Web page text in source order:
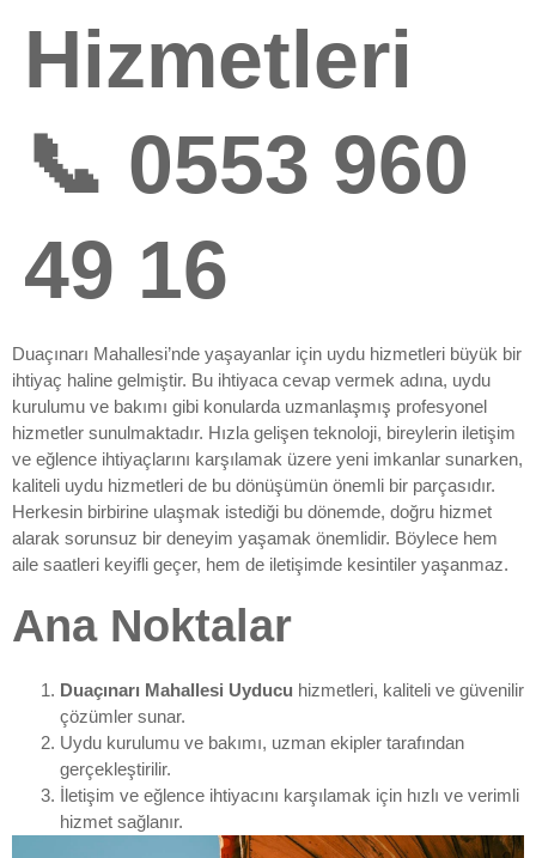
Hizmetleri
📞 0553 960
49 16
Duaçınarı Mahallesi’nde yaşayanlar için uydu hizmetleri büyük bir
ihtiyaç haline gelmiştir. Bu ihtiyaca cevap vermek adına, uydu
kurulumu ve bakımı gibi konularda uzmanlaşmış profesyonel
hizmetler sunulmaktadır. Hızla gelişen teknoloji, bireylerin iletişim
ve eğlence ihtiyaçlarını karşılamak üzere yeni imkanlar sunarken,
kaliteli uydu hizmetleri de bu dönüşümün önemli bir parçasıdır.
Herkesin birbirine ulaşmak istediği bu dönemde, doğru hizmet
alarak sorunsuz bir deneyim yaşamak önemlidir. Böylece hem
aile saatleri keyifli geçer, hem de iletişimde kesintiler yaşanmaz.
Ana Noktalar
Duaçınarı Mahallesi Uyducu hizmetleri, kaliteli ve güvenilir
çözümler sunar.
Uydu kurulumu ve bakımı, uzman ekipler tarafından
gerçekleştirilir.
İletişim ve eğlence ihtiyacını karşılamak için hızlı ve verimli
hizmet sağlanır.